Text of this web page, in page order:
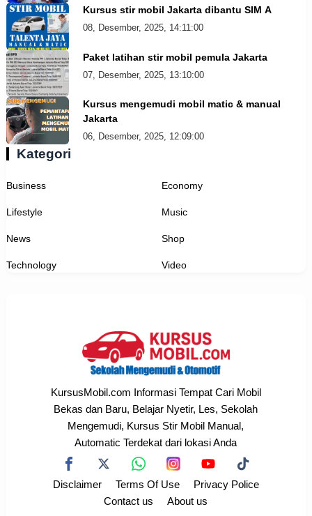
Kursus stir mobil Jakarta dibantu SIM A
08, Desember, 2025, 14:11:00
Paket latihan stir mobil pemula Jakarta
07, Desember, 2025, 13:10:00
Kursus mengemudi mobil matic & manual
Jakarta
06, Desember, 2025, 12:09:00
Kategori
Business Economy
Lifestyle Music
News Shop
Technology Video
KursusMobil.com Informasi Tempat Cari Mobil
Bekas dan Baru, Belajar Nyetir, Les, Sekolah
Mengemudi, Kursus Stir Mobil Manual,
Automatic Terdekat dari lokasi Anda
Disclaimer Terms Of Use
Privacy Police
Contact us
About us